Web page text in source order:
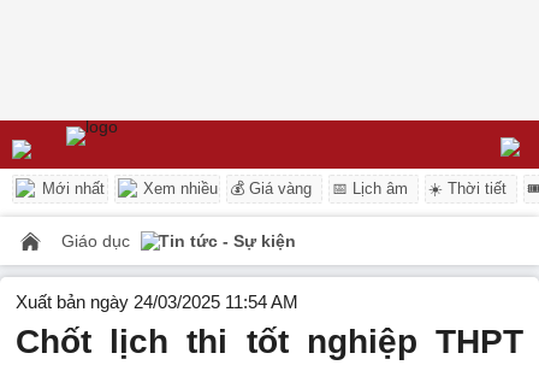
Mới nhất Xem nhiều 💰 Giá vàng 📅 Lịch âm ☀️ Thời tiết
Giáo dục Tin tức - Sự kiện
Xuất bản ngày 24/03/2025 11:54 AM
Chốt lịch thi tốt nghiệp THPT